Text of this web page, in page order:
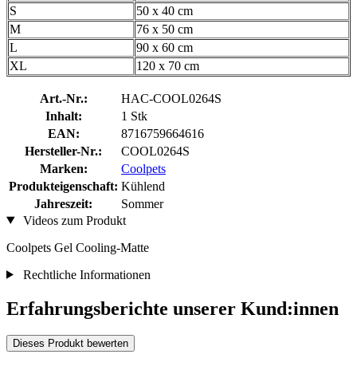
S
50 x 40 cm
M
76 x 50 cm
L
90 x 60 cm
XL
120 x 70 cm
Art.-Nr.:
HAC-COOL0264S
Inhalt:
1 Stk
EAN:
8716759664616
Hersteller-Nr.:
COOL0264S
Marken:
Coolpets
Produkteigenschaft: Kühlend
Jahreszeit:
Sommer
Videos zum Produkt
Coolpets Gel Cooling-Matte
Rechtliche Informationen
Erfahrungsberichte unserer Kund:innen
Dieses Produkt bewerten